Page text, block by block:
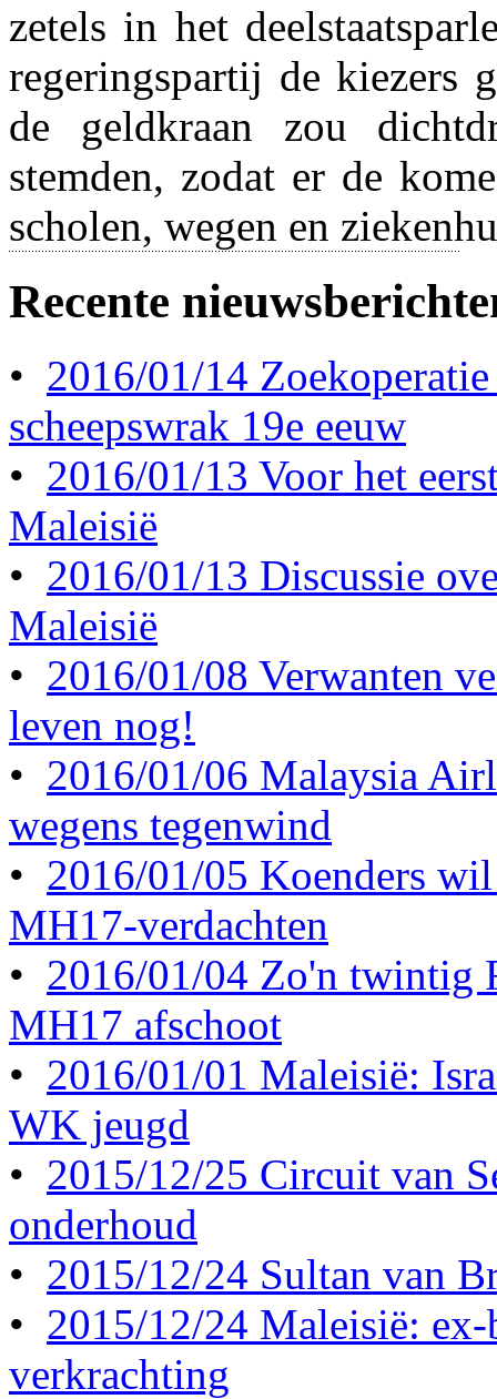
zetels in het
regeringspartij de kiezers
de geldkraan zou
stemden, zodat er de
scholen, wegen en
Recente
• 2016/01/14
scheepswrak 19e eeuw
• 2016/01/13 Voor het
Maleisië
• 2016/01/13 Discussie
Maleisië
• 2016/01/08 Verwanten
leven nog!
• 2016/01/06 Malaysia
wegens tegenwind
• 2016/01/05 Koenders
MH17-verdachten
• 2016/01/04 Zo'n twintig
MH17 afschoot
• 2016/01/01 Maleisië:
WK jeugd
• 2015/12/25 Circuit van
onderhoud
• 2015/12/24 Sultan van
• 2015/12/24 Maleisië:
verkrachting